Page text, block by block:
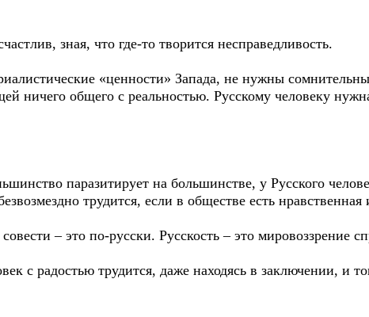
зная, что где-то творится несправедливость.
«ценности» Запада, не нужны
ничего общего с реальностью. Русскому человеку
паразитирует на большинстве, у Русского
трудится, если в обществе есть нравственная
– это по-русски. Русскость – это мировоззрение
с радостью трудится, даже находясь в заключении, и